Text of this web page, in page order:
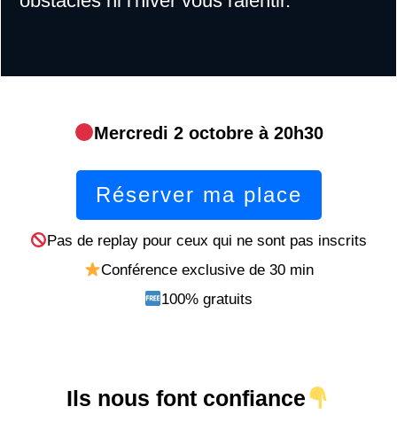
Mercredi 2 octobre à 20h30
Réserver ma place
Pas de replay pour ceux qui ne sont pas inscrits
Conférence exclusive de 30 min
100% gratuits
Ils nous font confiance